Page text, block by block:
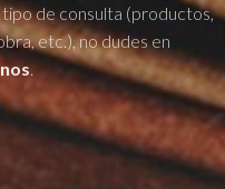
de consulta (productos,
etc.), no dudes en
.